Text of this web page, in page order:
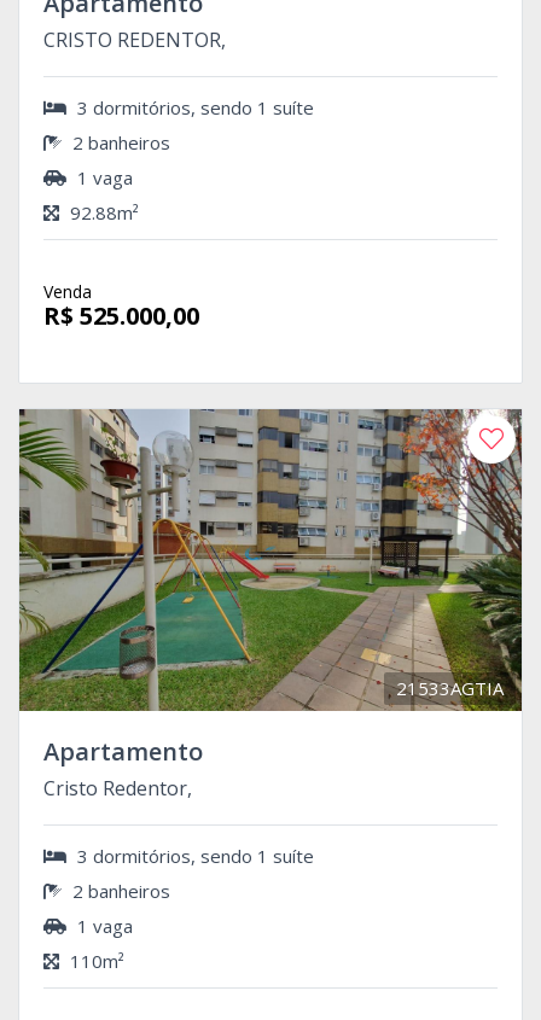
CRISTO REDENTOR,
3 dormitórios, sendo 1 suíte
2 banheiros
1 vaga
92.88m²
Venda
R$ 525.000,00
21533AGTIA
Apartamento
Cristo Redentor,
3 dormitórios, sendo 1 suíte
2 banheiros
1 vaga
110m²